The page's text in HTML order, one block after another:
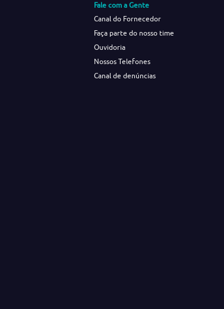
Fale com a Gente
Canal do Fornecedor
Faça parte do nosso time
Ouvidoria
Nossos Telefones
Canal de denúncias